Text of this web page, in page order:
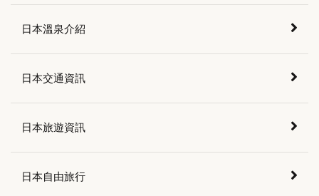
日本溫泉介紹
日本交通資訊
日本旅遊資訊
日本自由旅行